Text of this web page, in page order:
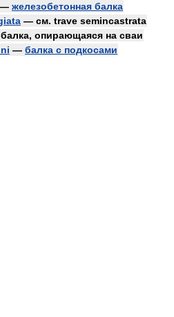
— железобетонная балка
— см. trave semincastrata
опирающаяся на сваи
— балка с подкосами